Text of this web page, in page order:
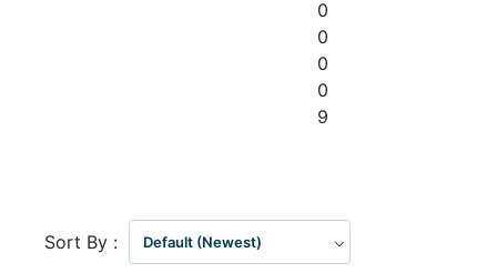
0
0
0
0
9
Sort By : Default (Newest)